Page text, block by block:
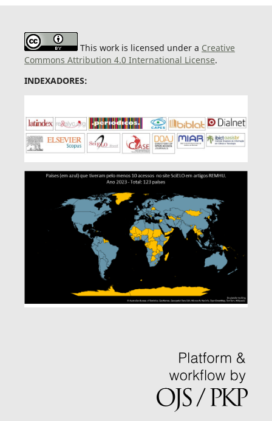
This work is licensed under a Creative
Commons Attribution 4.0 International License.
INDEXADORES: